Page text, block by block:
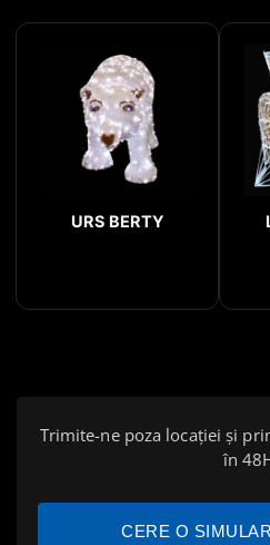
URS BERTY
Trimite-ne poza locației și
în
CERE O